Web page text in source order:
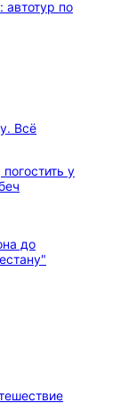
Всё
у